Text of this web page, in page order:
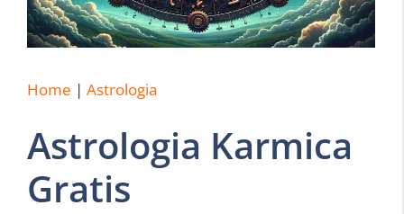
Home | Astrologia
Astrologia Karmica
Gratis